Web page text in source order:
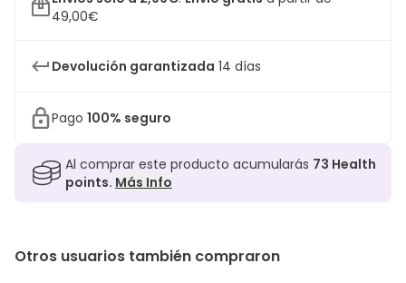
49,00€
Devolución garantizada 14 días
Pago 100% seguro
Al comprar este producto acumularás 73 Health
points. Más Info
Otros usuarios también compraron